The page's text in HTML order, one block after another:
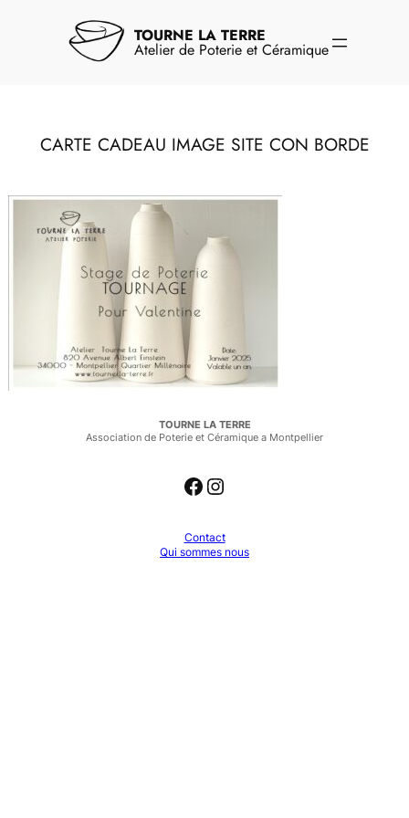
TOURNE LA TERRE
Atelier de Poterie et Céramique
CARTE CADEAU IMAGE SITE CON BORDE
TOURNE LA TERRE
Association de Poterie et Céramique a Montpellier
Facebook Instagram
Contact
Qui sommes nous